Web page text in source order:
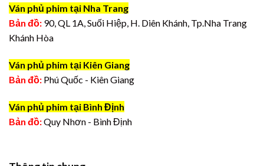
Ván phủ phim tại Nha Trang
Bản đồ: 90, QL 1A, Suối Hiệp, H. Diên Khánh, Tp.Nha Trang
Khánh Hòa
Ván phủ phim tại Kiên Giang
Bản đồ: Phú Quốc - Kiên Giang
Ván phủ phim tại Bình Định
Bản đồ:Quy Nhơn - Bình Định